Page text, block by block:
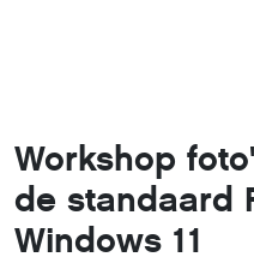
Workshop
de standaard
Windows 11